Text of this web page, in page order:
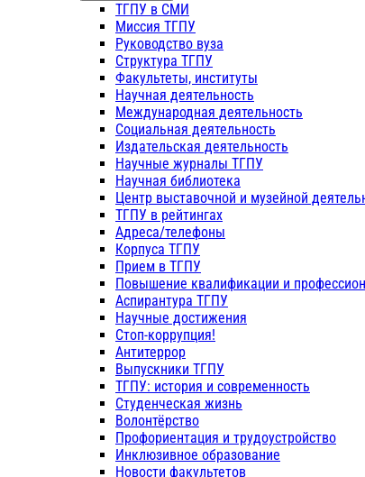
ТГПУ в СМИ
Миссия ТГПУ
Руководство вуза
Структура ТГПУ
Факультеты, институты
Научная деятельность
Международная деятельность
Социальная деятельность
Издательская деятельность
Научные журналы ТГПУ
Научная библиотека
Центр выставочной и музейной
ТГПУ в рейтингах
Адреса/телефоны
Корпуса ТГПУ
Прием в ТГПУ
Повышение квалификации и
Аспирантура ТГПУ
Научные достижения
Стоп-коррупция!
Антитеррор
Выпускники ТГПУ
ТГПУ: история и современность
Студенческая жизнь
Волонтёрство
Профориентация и трудоустройство
Инклюзивное образование
Новости факультетов